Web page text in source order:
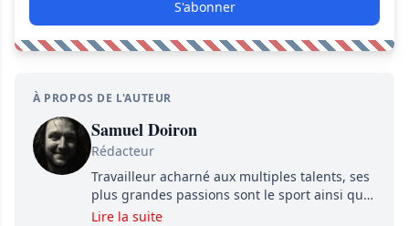
S'abonner
À PROPOS DE L'AUTEUR
Samuel Doiron
Rédacteur
Travailleur acharné aux multiples talents, ses
plus grandes passions sont le sport ainsi que
le showbizz de la belle province et ailleurs. Il
Lire la suite